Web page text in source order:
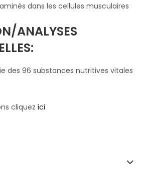
dans les cellules musculaires
ANALYSES
des 96 substances nutritives vitales
cliquez ici